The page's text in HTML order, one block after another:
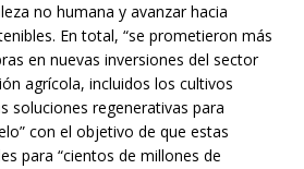
no humana y avanzar hacia
En total, “se prometieron más
en nuevas inversiones del sector
agrícola, incluidos los cultivos
soluciones regenerativas para
con el objetivo de que estas
para “cientos de millones de